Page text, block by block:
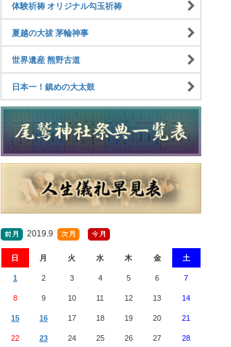
体験祈祷 オリジナル勾玉祈祷
夏越の大祓 茅輪神事
世界遺産 熊野古道
日本一！鎮めの大太鼓
2019.9
日 月 火 水 木 金 土
1 2 3 4 5 6 7
8 9 10 11 12 13 14
15 16 17 18 19 20 21
22 23 24 25 26 27 28